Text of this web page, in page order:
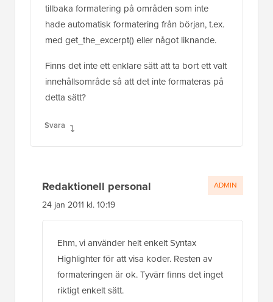
tillbaka formatering på områden som inte
hade automatisk formatering från början, t.ex.
med get_the_excerpt() eller något liknande.
Finns det inte ett enklare sätt att ta bort ett valt
innehållsområde så att det inte formateras på
detta sätt?
Svara
Redaktionell personal
24 jan 2011 kl. 10:19
Ehm, vi använder helt enkelt Syntax
Highlighter för att visa koder. Resten av
formateringen är ok. Tyvärr finns det inget
riktigt enkelt sätt.
ADMIN